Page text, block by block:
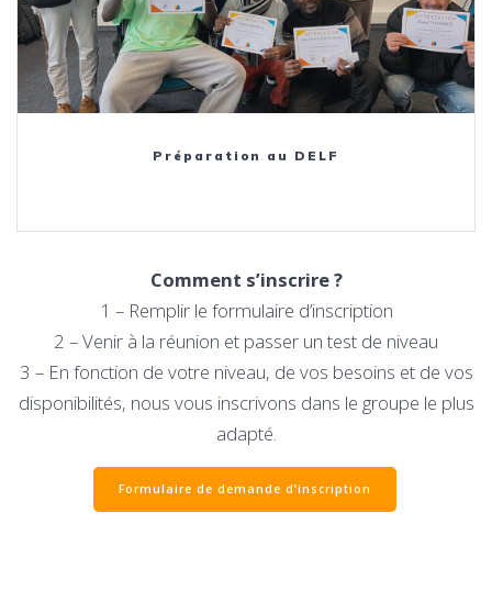
Préparation au DELF
Comment s’inscrire ?
1 – Remplir le formulaire d’inscription
2 – Venir à la réunion et passer un test de niveau
3 – En fonction de votre niveau, de vos besoins et de vos
disponibilités, nous vous inscrivons dans le groupe le plus
adapté.
Formulaire de demande d’inscription